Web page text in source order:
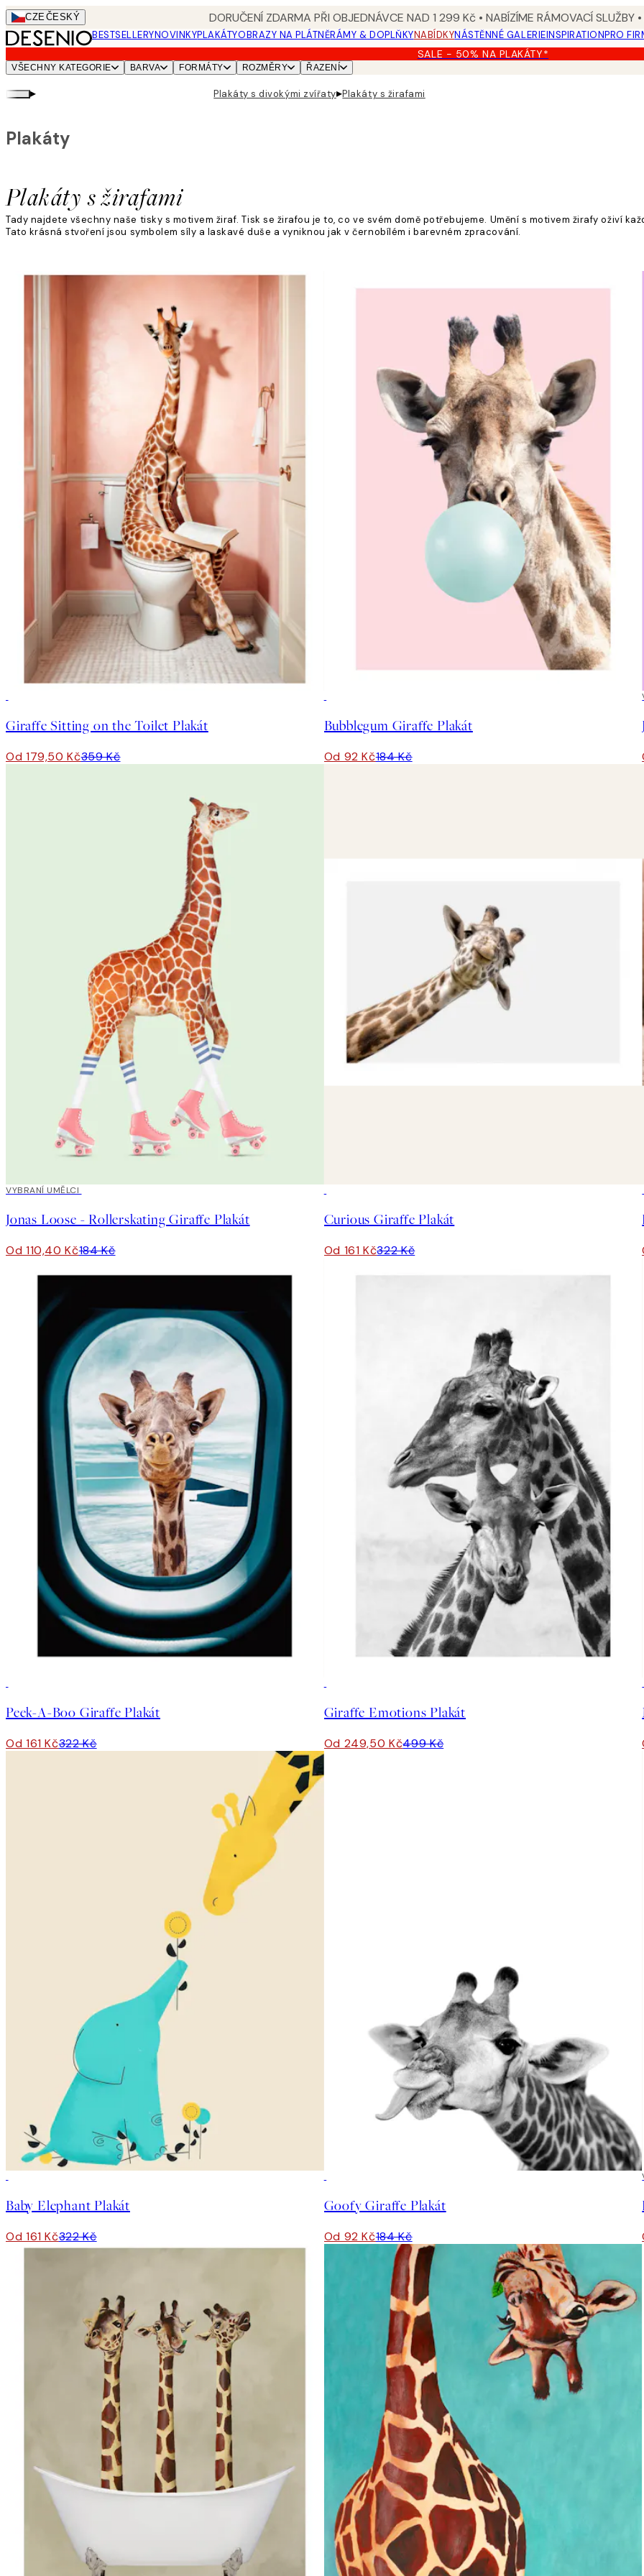
Skip
to
main
content.
CZEČESKÝ DORUČENÍ ZDARMA PŘI OBJEDNÁVCE NAD 1 299 Kč • NABÍZÍME RÁMOVACÍ SLUŽBY
BESTSELLERYNOVINKYPLAKÁTYOBRAZY NA PLÁTNĚRÁMY & DOPLŇKYNABÍDKYNÁSTĚNNÉ GALERIEINSPIRATIONPRO
SALE - 50% NA PLAKÁTY*
VŠECHNY KATEGORIE BARVA FORMÁTY ROZMĚRY ŘAZENÍ
▸ Plakáty s divokými zvířaty▸Plakáty s žirafami
Plakáty s žirafami
Plakáty
Tady najdete všechny naše tisky s motivem žiraf. Tisk se žirafou je to, co ve svém domě potřebujeme. Umění s motivem žirafy oživí
Tato krásná stvoření jsou symbolem síly a laskavé duše a vyniknou jak v černobílém i barevném zpracování.
Přečtěte si více
Giraffe Sitting on the Toilet Plakát
Od 179,50 Kč359 Kč
Bubblegum Giraffe Plakát
Od 92 Kč184 Kč
40%*
VYBRANÍ UMĚLCI
Jonas Loose - Rollerskating Giraffe Plakát
Od 110,40 Kč184 Kč
Curious Giraffe Plakát
Od 161 Kč322 Kč
Peek-A-Boo Giraffe Plakát
Od 161 Kč322 Kč
Giraffe Emotions Plakát
Od 249,50 Kč499 Kč
Baby Elephant Plakát
Od 161 Kč322 Kč
Goofy Giraffe Plakát
Od 92 Kč184 Kč